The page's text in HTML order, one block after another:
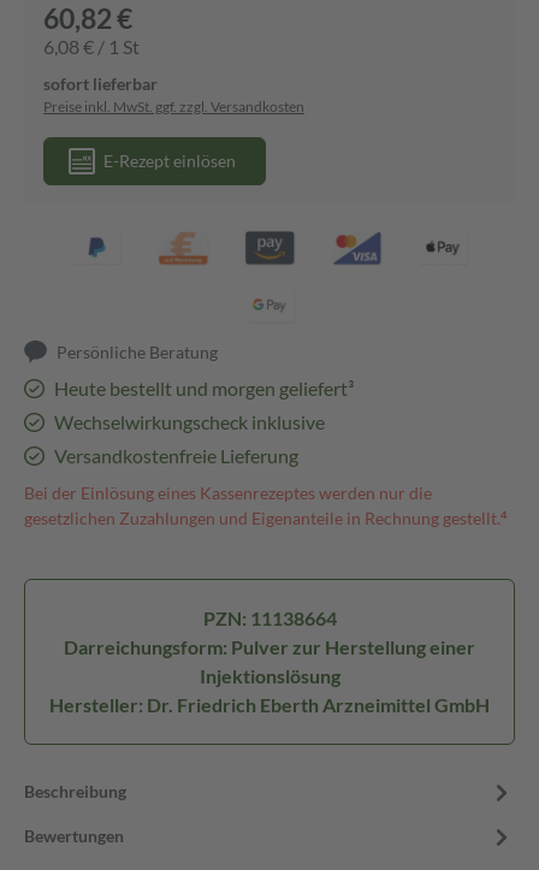
60,82 €
6,08 € / 1 St
sofort lieferbar
Preise inkl. MwSt. ggf. zzgl. Versandkosten
E-Rezept einlösen
Persönliche Beratung
Heute bestellt und morgen geliefert³
Wechselwirkungscheck inklusive
Versandkostenfreie Lieferung
Bei der Einlösung eines Kassenrezeptes werden nur die
gesetzlichen Zuzahlungen und Eigenanteile in Rechnung gestellt.⁴
PZN: 11138664
Darreichungsform: Pulver zur Herstellung einer
Injektionslösung
Hersteller: Dr. Friedrich Eberth Arzneimittel GmbH
Beschreibung
Bewertungen